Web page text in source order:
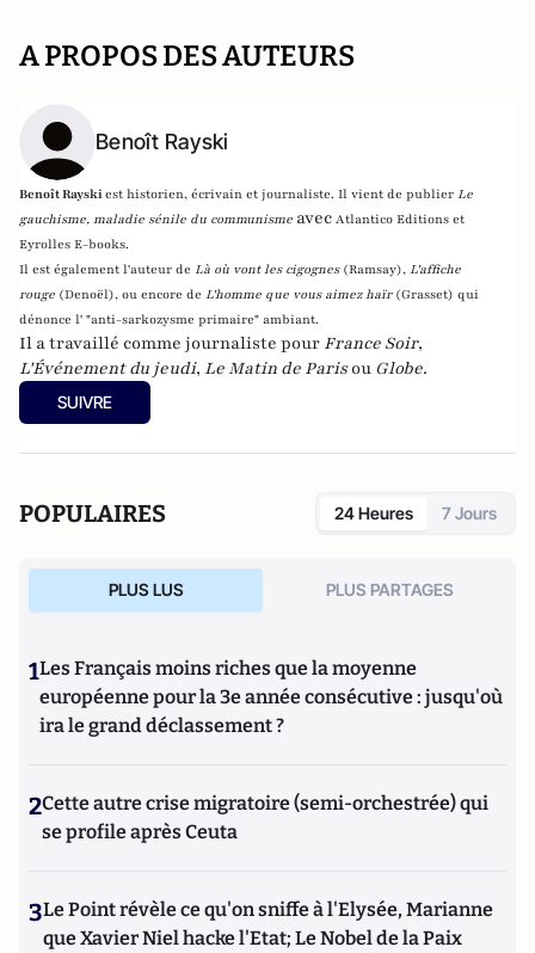
A PROPOS DES AUTEURS
Benoît Rayski
Benoît Rayskiest historien, écrivain et journaliste. Il vient de publier Le
gauchisme, maladie sénile du communisme avec Atlantico Editions et
Eyrolles E-books.
Il est également l'auteur de Là où vont les cigognes (Ramsay), L'affiche
rouge (Denoël), ou encore de L'homme que vous aimez haïr (Grasset) qui
dénonce l' "anti-sarkozysme primaire" ambiant.
Il a travaillé comme journaliste pour France Soir,
L'Événement du jeudi, Le Matin de Parisou Globe.
SUIVRE
POPULAIRES 24 Heures 7 Jours
PLUS LUS PLUS PARTAGES
1Les Français moins riches que la moyenne
européenne pour la 3e année consécutive : jusqu'où
ira le grand déclassement ?
2Cette autre crise migratoire (semi-orchestrée) qui
se profile après Ceuta
3Le Point révèle ce qu'on sniffe à l'Elysée, Marianne
que Xavier Niel hacke l'Etat; Le Nobel de la Paix